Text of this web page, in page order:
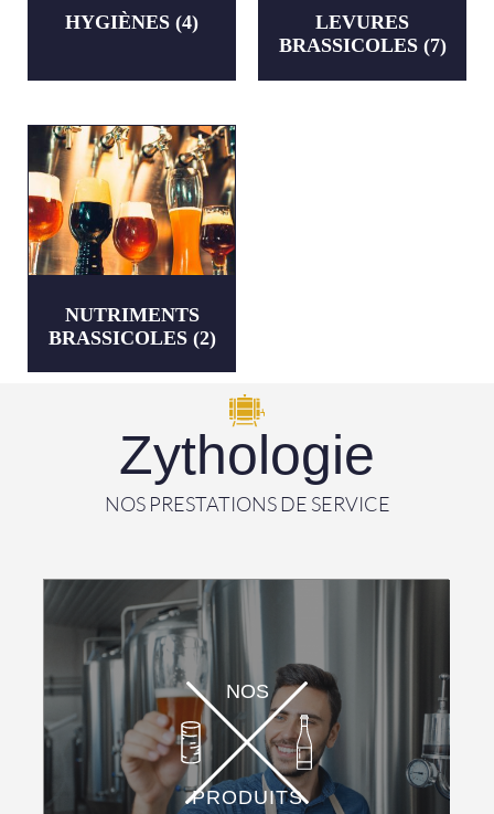
HYGIÈNES (4)
LEVURES
BRASSICOLES (7)
NUTRIMENTS
BRASSICOLES (2)
Zythologie
NOS PRESTATIONS DE SERVICE
NOS
PRODUITS